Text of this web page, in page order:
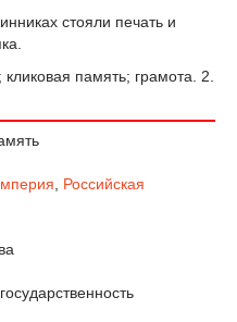
стояли печать и
память; грамота. 2.
Российская